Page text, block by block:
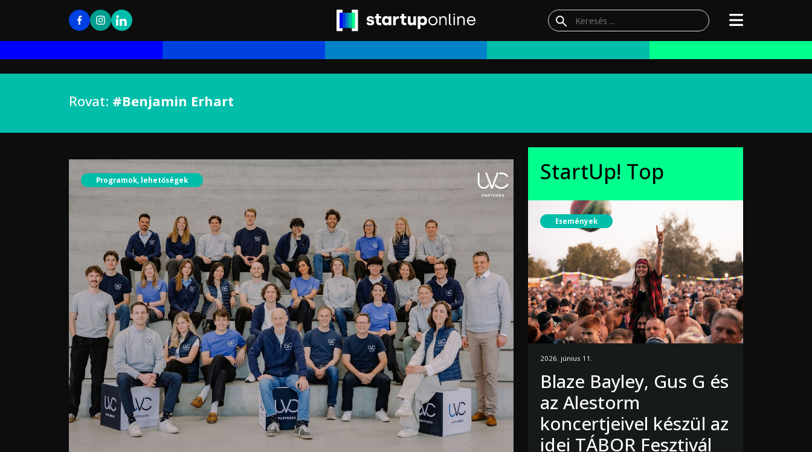
Rovat: #Benjamin Erhart
Programok, lehetőségek StartUp! Top
Események
2026. június 11.
Blaze Bayley, Gus G és
az Alestorm
koncertjeivel készül az
idei TÁBOR Fesztivál